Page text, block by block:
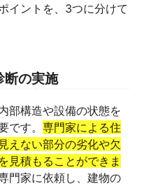
イントを、3つに分けて
断の実施
部構造や設備の状態を
です。 専門家による住
えない部分の劣化や欠
見積もることができま
門家に依頼し、建物の